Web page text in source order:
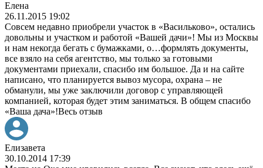
Елена
26.11.2015 19:02
Совсем недавно приобрели участок в «Васильково», остались
довольны и участком и работой «Вашей дачи»! Мы из Москвы
и нам некогда бегать с бумажками, о…формлять документы,
все взяло на себя агентство, мы только за готовыми
документами приехали, спасибо им большое. Да и на сайте
написано, что планируется вывоз мусора, охрана – не
обманули, мы уже заключили договор с управляющей
компанией, которая будет этим заниматься. В общем спасибо
«Ваша дача»!Весь отзыв
Елизавета
30.10.2014 17:39